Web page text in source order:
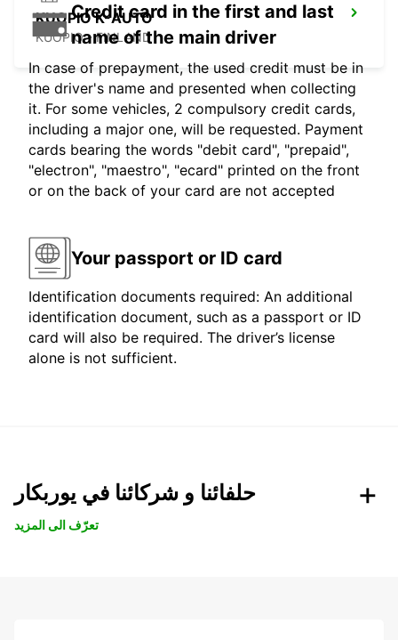
KUOPIO K-AUTO
KUOPIO - FINLAND
Credit card in the first and last
name of the main driver
In case of prepayment, the used credit must be in
the driver's name and presented when collecting
it. For some vehicles, 2 compulsory credit cards,
including a major one, will be requested. Payment
cards bearing the words "debit card", "prepaid",
"electron", "maestro", "ecard" printed on the front
or on the back of your card are not accepted
Your passport or ID card
Identification documents required: An additional
identification document, such as a passport or ID
card will also be required. The driver’s license
alone is not sufficient.
حلفائنا و شركائنا في يوربكار
تعرّف الى المزيد